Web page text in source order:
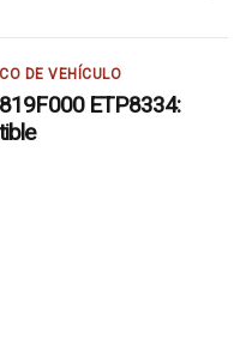
DE VEHÍCULO
ETP8334: